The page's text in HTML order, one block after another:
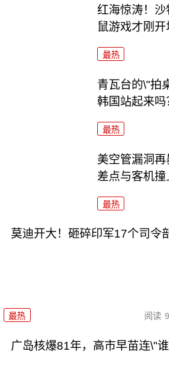
红海惊涛！
鼠游戏才刚开
最热
青瓦台的\"拍
韩国站起来吗
最热
美空管漏洞
差点与客机撞
最热
莫迪开大！砸碎印军17个司令
最热 阅读
广岛核爆81年，高市早苗连\"谁